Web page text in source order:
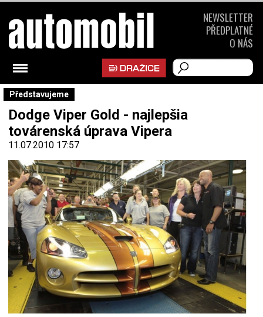
Představujeme
Dodge Viper Gold - najlepšia
továrenská úprava Vipera
11.07.2010 17:57
NEWSLETTER
PŘEDPLATNÉ
O NÁS